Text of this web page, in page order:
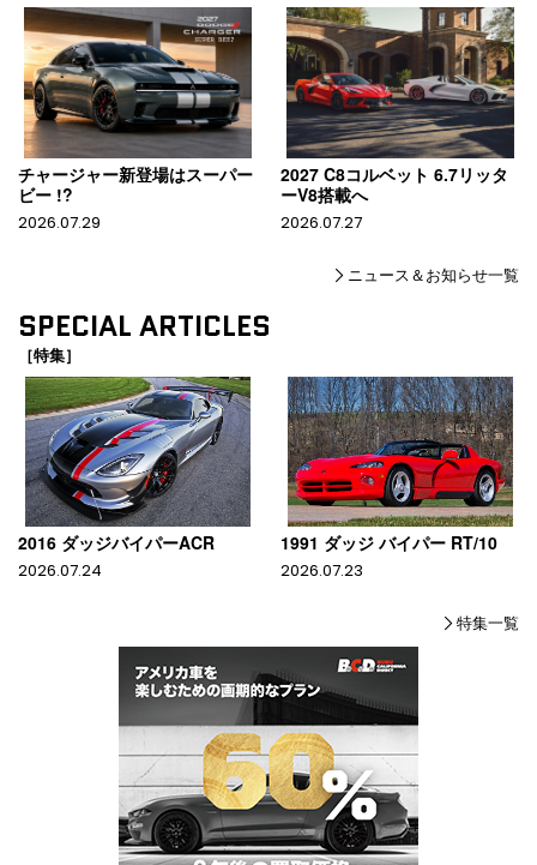
チャージャー新登場はスーパー
ビー !?
2026.07.29
2027 C8コルベット 6.7リッタ
ーV8搭載へ
2026.07.27
ニュース＆お知らせ一覧
SPECIAL ARTICLES
［特集］
2016 ダッジバイパーACR
2026.07.24
1991 ダッジ バイパー RT/10
2026.07.23
特集一覧